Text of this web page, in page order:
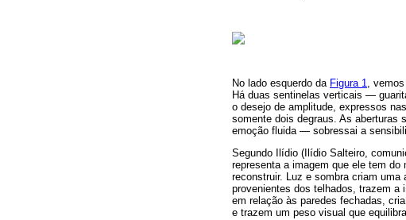
No lado esquerdo da Figura 1 ,
Há duas sentinelas verticais —
o desejo de amplitude, expressos
somente dois degraus. As aberturas
emoção fluida — sobressai a
Segundo Ilídio (Ilídio Salteiro,
representa a imagem que ele tem
reconstruir. Luz e sombra criam
provenientes dos telhados, trazem a
em relação às paredes fechadas,
e trazem um peso visual que